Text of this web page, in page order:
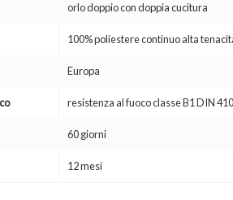
orlo doppio con doppia cucitura
100% poliestere continuo alta
Europa
resistenza al fuoco classe B1 DIN
60 giorni
12 mesi